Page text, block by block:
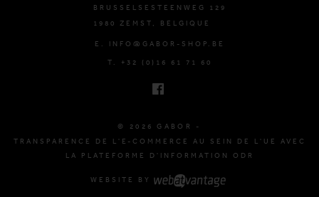
BRUSSELSESTEENWEG 129
1980 ZEMST, BELGIQUE
E. INFO@GABOR-SHOP.BE
T. +32 (0)16 61 71 60
© 2026 GABOR -
TRANSPARENCE DE L'E-COMMERCE AU SEIN DE L'UE AVEC
LA PLATEFORME D'INFORMATION ODR
WEBSITE BY